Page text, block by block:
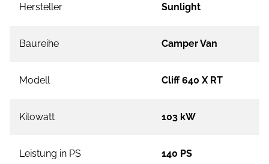
Hersteller Sunlight
Baureihe Camper Van
Modell Cliff 640 X RT
Kilowatt 103 kW
Leistung in PS 140 PS